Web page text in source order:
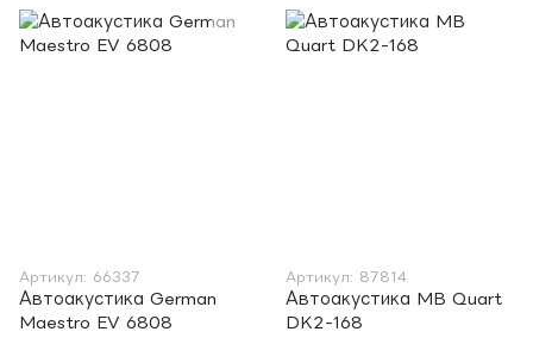
Артикул: 66337
Автоакустика German
Maestro EV 6808
Артикул: 87814
Автоакустика MB Quart
DK2-168